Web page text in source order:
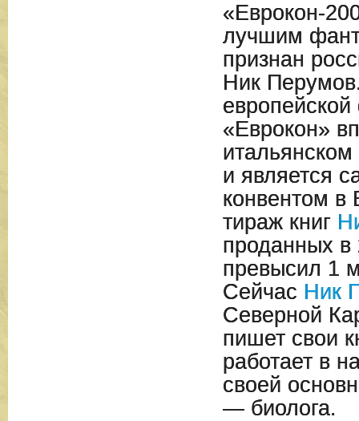
«Еврокон-
лучшим
признан
Ник
«Еврокон»
итальянском
и является
конвентом
тираж книг
проданных в
превысил 1
Сейчас Ник
Северной
пишет свои
работает в
своей
— биолога.